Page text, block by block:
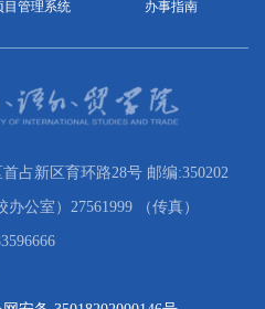
目管理系统 办事指南
占新区育环路28号 邮编:350202
公室）27561999 （传真）